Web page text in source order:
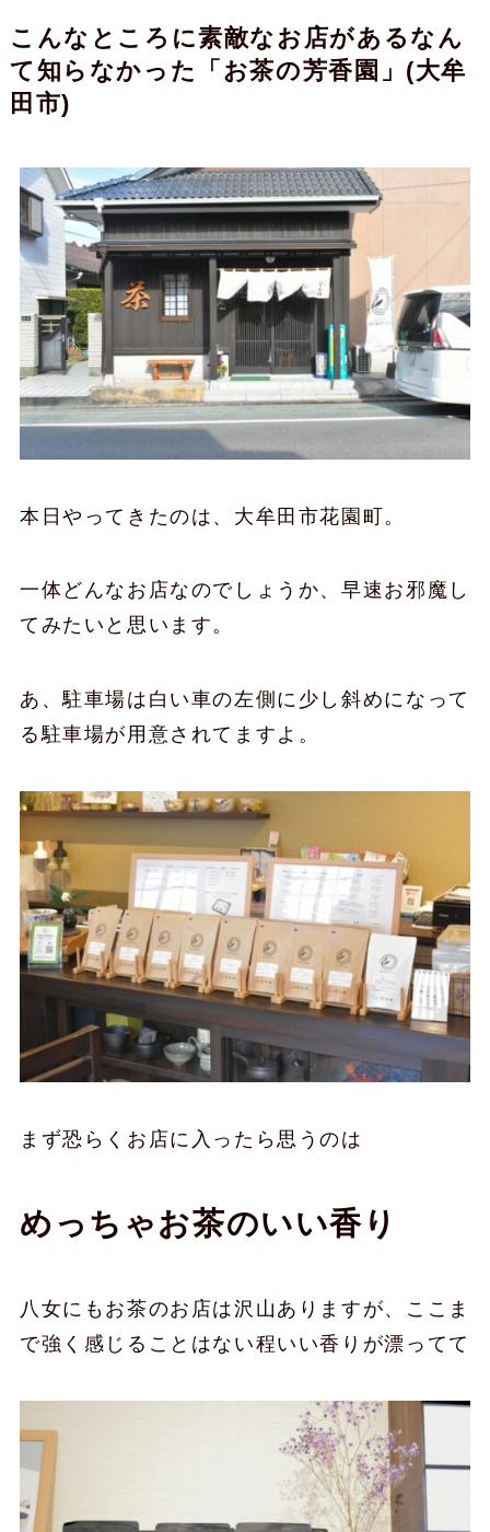
こんなところに素敵なお店があるなん
て知らなかった「お茶の芳香園」(大牟
田市)
本日やってきたのは、大牟田市花園町。
一体どんなお店なのでしょうか、早速お邪魔し
てみたいと思います。
あ、駐車場は白い車の左側に少し斜めになって
る駐車場が用意されてますよ。
まず恐らくお店に入ったら思うのは
めっちゃお茶のいい香り
八女にもお茶のお店は沢山ありますが、ここま
で強く感じることはない程いい香りが漂ってて